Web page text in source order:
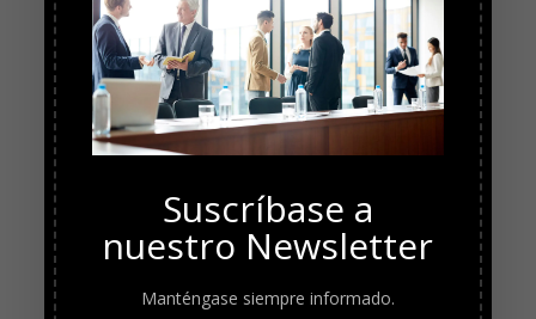
Suscríbase a
nuestro Newsletter
Manténgase siempre informado.